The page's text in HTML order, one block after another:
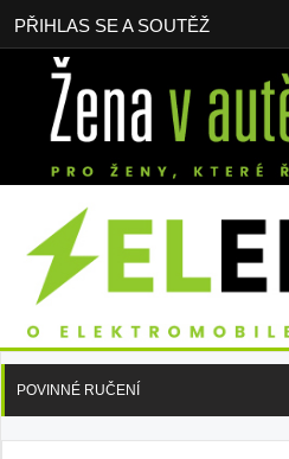
PŘIHLAS SE A SOUTĚŽ
POVINNÉ RUČENÍ